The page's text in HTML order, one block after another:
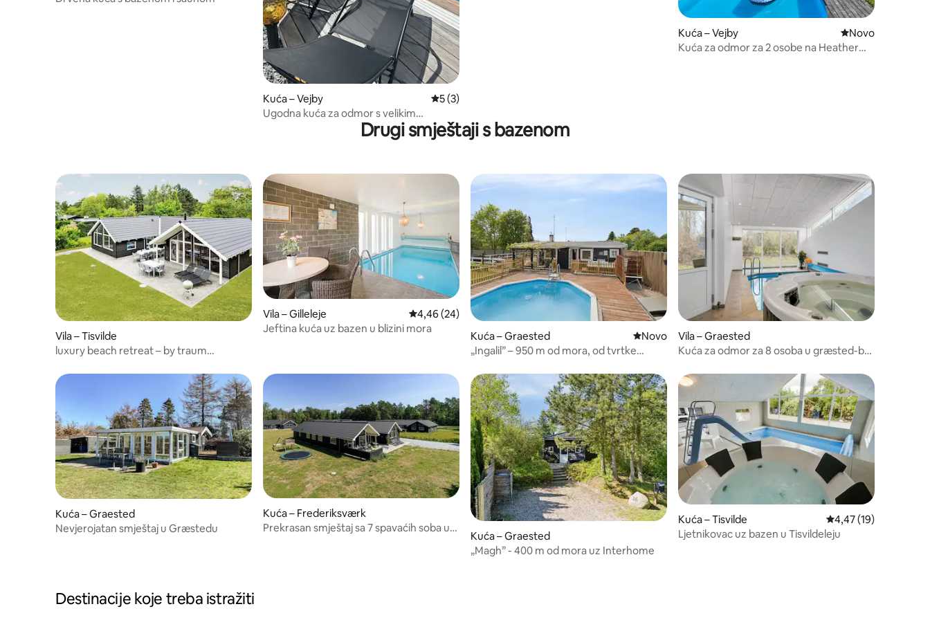
Kuća – Vejby Prosječna ocjena: 5/5, recenzija: 3
5 (3)
Ugodna kuća za odmor s velikim
Kuća – Vejby Novi smještaj
Novo
Kuća za odmor za 2 osobe na Heather
Drugi smještaji s bazenom
Vila – Tisvilde
luxury beach retreat – by traum
Vila – Gilleleje Prosječna ocjena: 4,46/5, recenzija: 24
4,46 (24)
Jeftina kuća uz bazen u blizini mora
Kuća – Graested Novi smještaj
Novo
„Ingalil” – 950 m od mora, od tvrtke
Vila – Graested
Kuća za odmor za 8 osoba u græsted-by
Kuća – Graested
Nevjerojatan smještaj u Græstedu
Kuća – Frederiksværk
Prekrasan smještaj sa 7 spavaćih soba u
Kuća – Graested
„Magh” - 400 m od mora uz Interhome
Kuća – Tisvilde Prosječna ocjena:
4,47 (19)
Ljetnikovac uz bazen u Tisvildeleju
Destinacije koje treba istražiti